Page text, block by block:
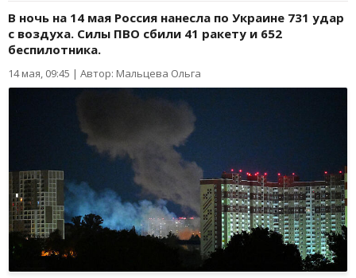
В ночь на 14 мая Россия нанесла по Украине 731 удар
с воздуха. Силы ПВО сбили 41 ракету и 652
беспилотника.
14 мая, 09:45 | Автор: Мальцева Ольга